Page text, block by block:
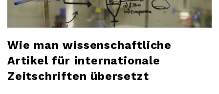
b
o
g
Wie man wissenschaftliche
Artikel für internationale
Zeitschriften übersetzt